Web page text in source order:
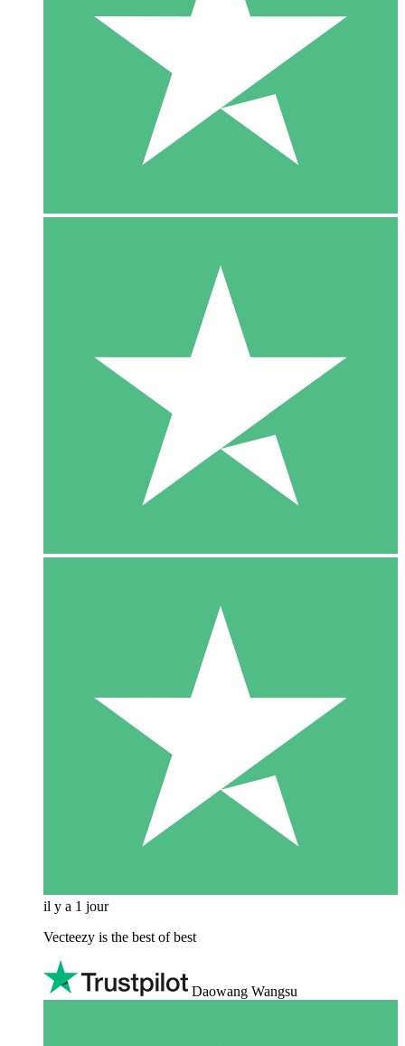
il y a 1 jour
Vecteezy is the best of best
Daowang Wangsu